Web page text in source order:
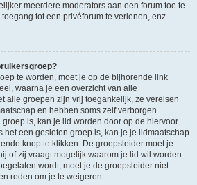
meerdere moderators aan een forum toe te
tot een privéforum te verlenen, enz.
te worden, moet je op de bijhorende link
waarna je een overzicht van alle
alle groepen zijn vrij toegankelijk, ze vereisen
en hebben soms zelf verborgen
is, kan je lid worden door op de hiervoor
het een gesloten groep is, kan je je lidmaatschap
knop te klikken. De groepsleider moet je
of zij vraagt mogelijk waarom je lid wil worden.
wordt, moet je de groepsleider niet
reden om je te weigeren.